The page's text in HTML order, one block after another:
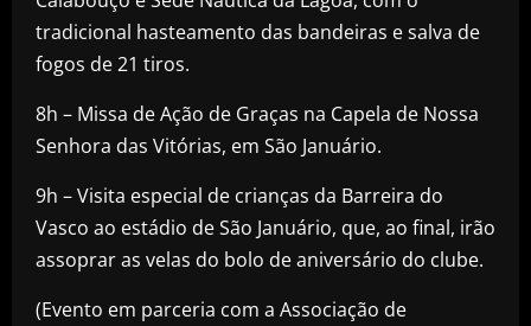
tradicional hasteamento das bandeiras e salva de
fogos de 21 tiros.
8h – Missa de Ação de Graças na Capela de Nossa
Senhora das Vitórias, em São Januário.
9h – Visita especial de crianças da Barreira do
Vasco ao estádio de São Januário, que, ao final, irão
assoprar as velas do bolo de aniversário do clube.
(Evento em parceria com a Associação de